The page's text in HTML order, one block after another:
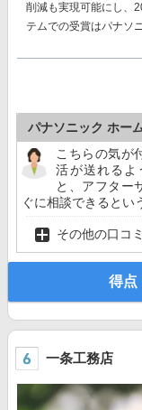
削減も実現可能にし、
テムでの受賞はパナソ
パナソニック ホー
こちらの気が
活が送れるよ
と、アフター
ぐに相談できるとい
その他の口コ
得点
一条工務店